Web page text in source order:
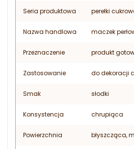
Seria produktowa perełki
Nazwa handlowa maczek
Przeznaczenie produkt
Zastosowanie do dekoracji
Smak słodki
Konsystencja chrupiąca
Powierzchnia błyszcząca,